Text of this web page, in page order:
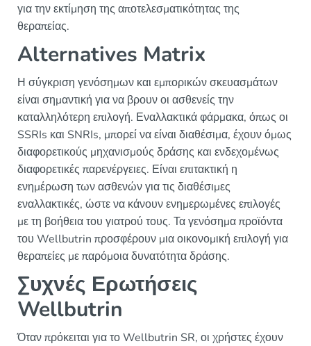
για την εκτίμηση της αποτελεσματικότητας της
θεραπείας.
Alternatives Matrix
Η σύγκριση γενόσημων και εμπορικών σκευασμάτων
είναι σημαντική για να βρουν οι ασθενείς την
καταλληλότερη επιλογή. Εναλλακτικά φάρμακα, όπως οι
SSRIs και SNRIs, μπορεί να είναι διαθέσιμα, έχουν όμως
διαφορετικούς μηχανισμούς δράσης και ενδεχομένως
διαφορετικές παρενέργειες. Είναι επιτακτική η
ενημέρωση των ασθενών για τις διαθέσιμες
εναλλακτικές, ώστε να κάνουν ενημερωμένες επιλογές
με τη βοήθεια του γιατρού τους. Τα γενόσημα προϊόντα
του Wellbutrin προσφέρουν μια οικονομική επιλογή για
θεραπείες με παρόμοια δυνατότητα δράσης.
Συχνές Ερωτήσεις
Wellbutrin
Όταν πρόκειται για το Wellbutrin SR, οι χρήστες έχουν